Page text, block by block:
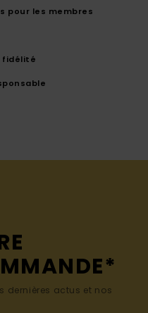
pour les membres
fidélité
dernières actus et nos